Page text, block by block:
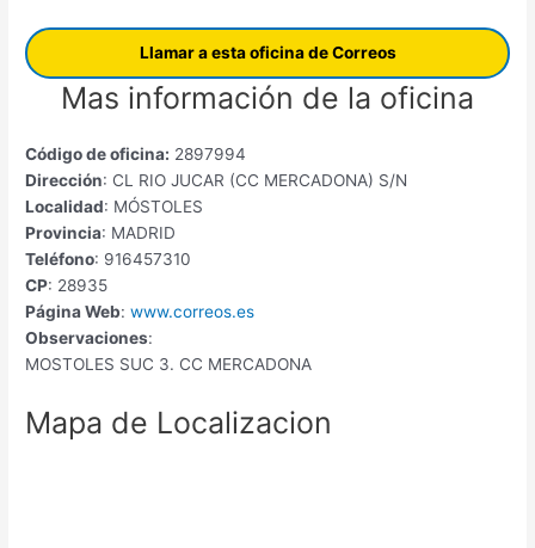
Llamar a esta oficina de Correos
Mas información de la oficina
Código de oficina: 2897994
Dirección: CL RIO JUCAR (CC MERCADONA) S/N
Localidad: MÓSTOLES
Provincia: MADRID
Teléfono: 916457310
CP: 28935
Página Web: www.correos.es
Observaciones:
MOSTOLES SUC 3. CC MERCADONA
Mapa de Localizacion